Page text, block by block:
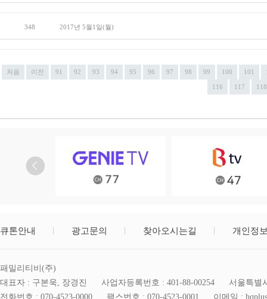
348 2017년 5월1일(월)
처음 이전 91 92 93 94 95 96 97 98 99 100 101
116 117 118
큐톤안내 광고문의 찾아오시는길 개인정
패밀리티비(주)
대표자 : 구본욱, 장경진
사업자등록번호 : 401-88-00254
서울특별
전화번호 : 070-4523-0000
팩스번호 : 070-4523-0001 이메일 :